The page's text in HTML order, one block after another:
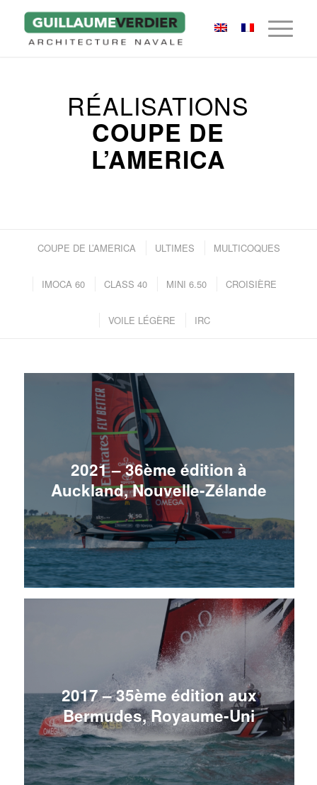
RÉALISATIONS
COUPE DE
L’AMERICA
COUPE DE L’AMERICA ULTIMES MULTICOQUES
IMOCA 60 CLASS 40 MINI 6.50 CROISIÈRE
VOILE LÉGÈRE IRC
2021 – 36ème édition à
Auckland, Nouvelle-Zélande
2017 – 35ème édition aux
Bermudes, Royaume-Uni